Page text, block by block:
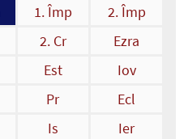
1. Împ
2. Împ
2. Cr
Ezra
Est
Iov
Pr
Ecl
Is
Ier